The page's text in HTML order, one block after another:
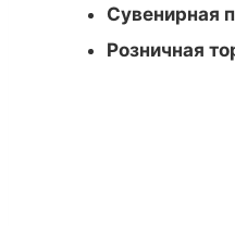
Сувенирная
Розничная